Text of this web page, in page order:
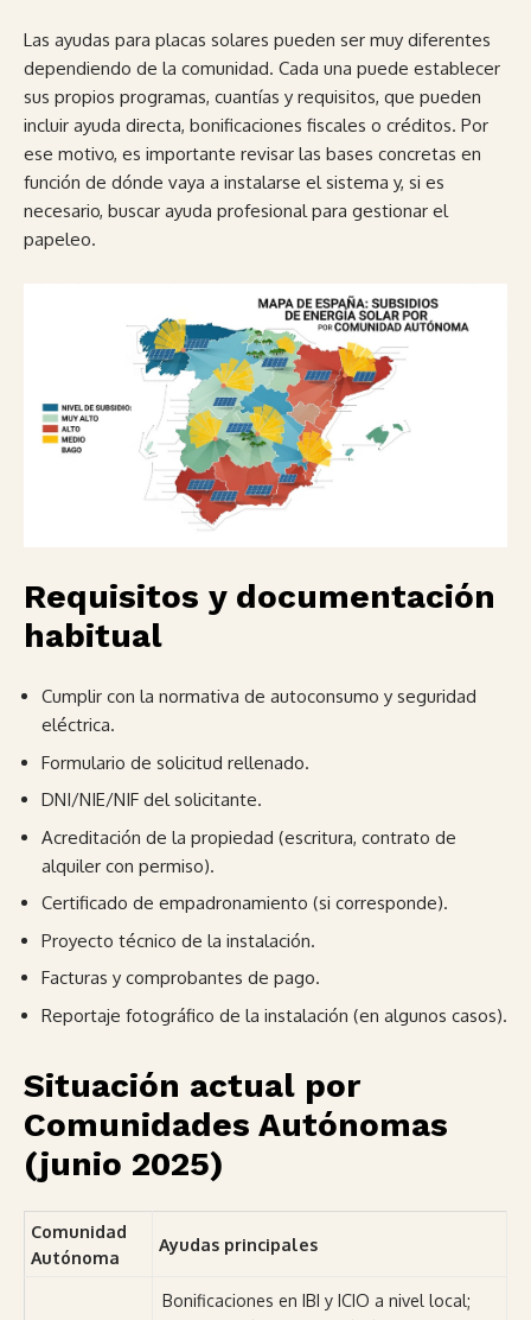
Las ayudas para placas solares pueden ser muy diferentes
dependiendo de la comunidad. Cada una puede establecer
sus propios programas, cuantías y requisitos, que pueden
incluir ayuda directa, bonificaciones fiscales o créditos. Por
ese motivo, es importante revisar las bases concretas en
función de dónde vaya a instalarse el sistema y, si es
necesario, buscar ayuda profesional para gestionar el
papeleo.
Requisitos y documentación
habitual
Cumplir con la normativa de autoconsumo y seguridad
eléctrica.
Formulario de solicitud rellenado.
DNI/NIE/NIF del solicitante.
Acreditación de la propiedad (escritura, contrato de
alquiler con permiso).
Certificado de empadronamiento (si corresponde).
Proyecto técnico de la instalación.
Facturas y comprobantes de pago.
Reportaje fotográfico de la instalación (en algunos casos).
Situación actual por
Comunidades Autónomas
(junio 2025)
Comunidad
Autónoma
Ayudas principales
Bonificaciones en IBI y ICIO a nivel local;